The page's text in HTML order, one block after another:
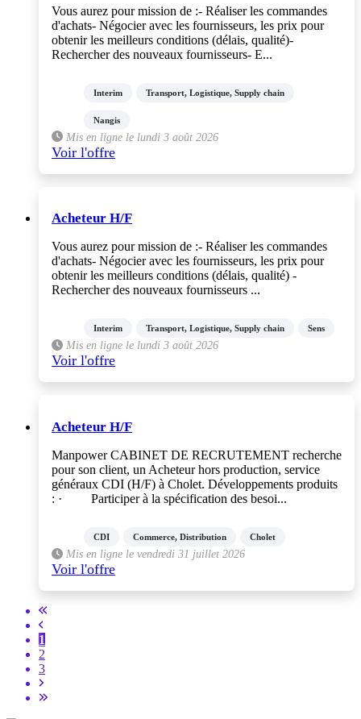
Vous aurez pour mission de :- Réaliser les commandes
d'achats- Négocier avec les fournisseurs, les prix pour
obtenir les meilleurs conditions (délais, qualité)-
Rechercher des nouveaux fournisseurs- E...
Interim Transport, Logistique, Supply chain
Nangis
Mis en ligne le lundi 3 août 2026
Voir l'offre
Acheteur H/F
Vous aurez pour mission de :- Réaliser les commandes
d'achats- Négocier avec les fournisseurs, les prix pour
obtenir les meilleurs conditions (délais, qualité) -
Rechercher des nouveaux fournisseurs ...
Interim Transport, Logistique, Supply chain Sens
Mis en ligne le lundi 3 août 2026
Voir l'offre
Acheteur H/F
Manpower CABINET DE RECRUTEMENT recherche
pour son client, un Acheteur hors production, service
généraux CDI (H/F) à Cholet. Développements produits
: · Participer à la spécification des besoi...
CDI Commerce, Distribution Cholet
Mis en ligne le vendredi 31 juillet 2026
Voir l'offre
1
2
3